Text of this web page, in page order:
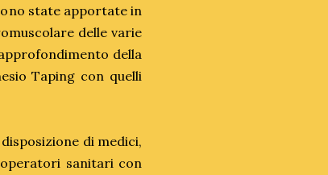
state apportate in
delle varie
della
Taping con quelli
di medici,
sanitari con